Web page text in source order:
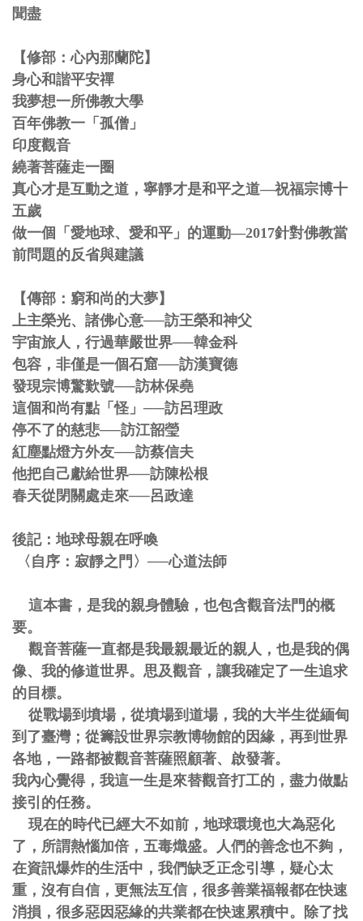
聞盡
【修部：心內那蘭陀】
身心和諧平安禪
我夢想一所佛教大學
百年佛教一「孤僧」
印度觀音
繞著菩薩走一圈
真心才是互動之道，寧靜才是和平之道—祝福宗博十
五歲
做一個「愛地球、愛和平」的運動—2017針對佛教當
前問題的反省與建議
【傳部：窮和尚的大夢】
上主榮光、諸佛心意──訪王榮和神父
宇宙旅人，行過華嚴世界──韓金科
包容，非僅是一個石窟──訪漢寶德
發現宗博驚歎號──訪林保堯
這個和尚有點「怪」──訪呂理政
停不了的慈悲──訪江韶瑩
紅塵點燈方外友──訪蔡信夫
他把自己獻給世界──訪陳松根
春天從閉關處走來──呂政達
後記：地球母親在呼喚
〈自序：寂靜之門〉──心道法師
這本書，是我的親身體驗，也包含觀音法門的概
要。
觀音菩薩一直都是我最親最近的親人，也是我的偶
像、我的修道世界。思及觀音，讓我確定了一生追求
的目標。
從戰場到墳場，從墳場到道場，我的大半生從緬甸
到了臺灣；從籌設世界宗教博物館的因緣，再到世界
各地，一路都被觀音菩薩照顧著、啟發著。
我內心覺得，我這一生是來替觀音打工的，盡力做點
接引的任務。
現在的時代已經大不如前，地球環境也大為惡化
了，所謂熱惱加倍，五毒熾盛。人們的善念也不夠，
在資訊爆炸的生活中，我們缺乏正念引導，疑心太
重，沒有自信，更無法互信，很多善業福報都在快速
消損，很多惡因惡緣的共業都在快速累積中。除了找